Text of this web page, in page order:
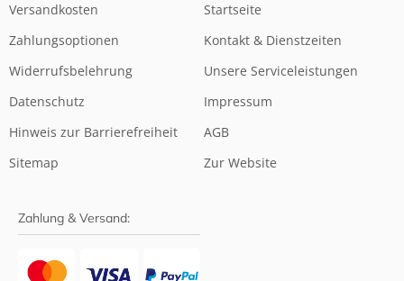
Versandkosten
Zahlungsoptionen
Widerrufsbelehrung
Datenschutz
Hinweis zur Barrierefreiheit
Sitemap
Startseite
Kontakt & Dienstzeiten
Unsere Serviceleistungen
Impressum
AGB
Zur Website
Zahlung & Versand: